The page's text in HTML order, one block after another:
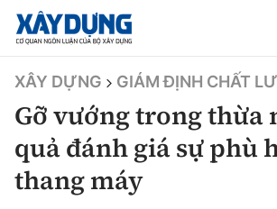
TIN BỘ XÂY DỰNG
CHUYÊN MỤC
XÂY DỰNG GIÁM ĐỊNH CHẤT
Gỡ vướng trong thừa
quả đánh giá sự phù
thang máy